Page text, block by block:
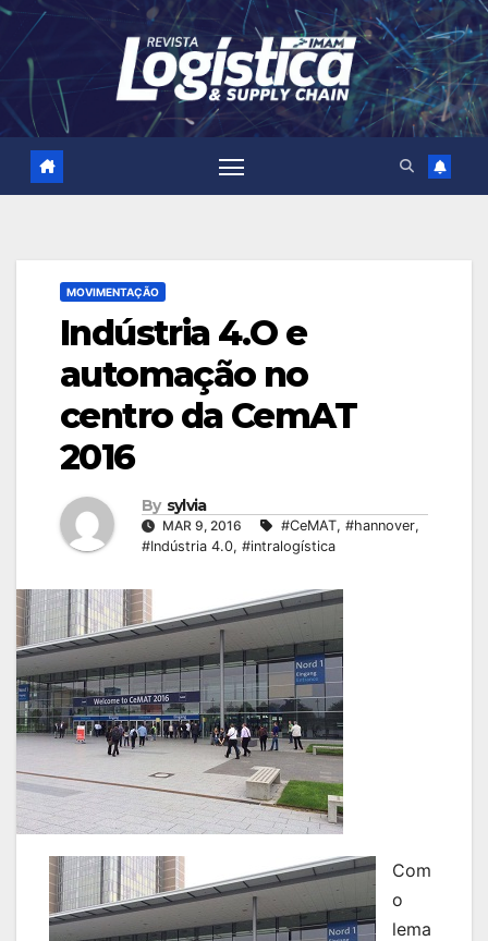
Skip
content
MOVIMENTAÇÃO
Indústria 4.O e
automação no
centro da CemAT
2016
By sylvia
MAR 9, 2016 #CeMAT, #hannover,
#Indústria 4.0, #intralogística
Com
o
lema